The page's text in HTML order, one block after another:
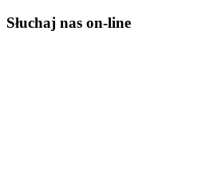
Słuchaj nas on-line